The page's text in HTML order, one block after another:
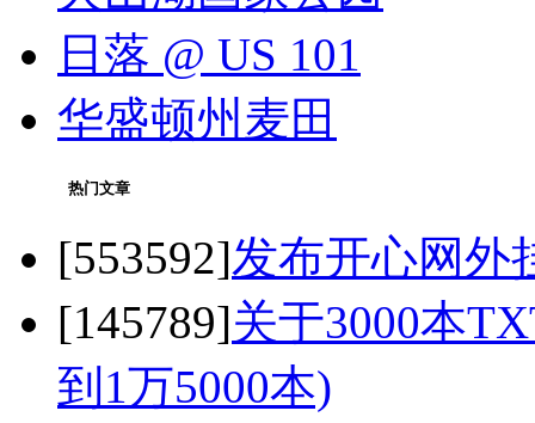
日落 @ US 101
华盛顿州麦田
热门文章
[553592]发布开心网外
[145789]关于3000本
到1万5000本)